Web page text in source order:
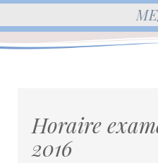
Horaire
2016